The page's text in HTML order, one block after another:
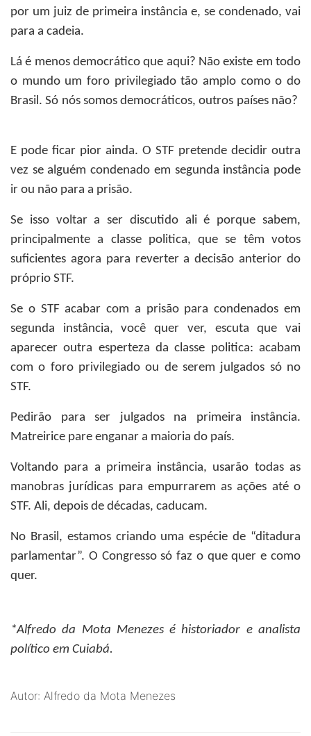
por um juiz de primeira instância e, se condenado, vai
para a cadeia.
Lá é menos democrático que aqui? Não existe em todo
o mundo um foro privilegiado tão amplo como o do
Brasil. Só nós somos democráticos, outros países não?
E pode ficar pior ainda. O STF pretende decidir outra
vez se alguém condenado em segunda instância pode
ir ou não para a prisão.
Se isso voltar a ser discutido ali é porque sabem,
principalmente a classe politica, que se têm votos
suficientes agora para reverter a decisão anterior do
próprio STF.
Se o STF acabar com a prisão para condenados em
segunda instância, você quer ver, escuta que vai
aparecer outra esperteza da classe politica: acabam
com o foro privilegiado ou de serem julgados só no
STF.
Pedirão para ser julgados na primeira instância.
Matreirice pare enganar a maioria do país.
Voltando para a primeira instância, usarão todas as
manobras jurídicas para empurrarem as ações até o
STF. Ali, depois de décadas, caducam.
No Brasil, estamos criando uma espécie de “ditadura
parlamentar”. O Congresso só faz o que quer e como
quer.
*Alfredo da Mota Menezesé historiador e analista
político em Cuiabá.
Autor: Alfredo da Mota Menezes